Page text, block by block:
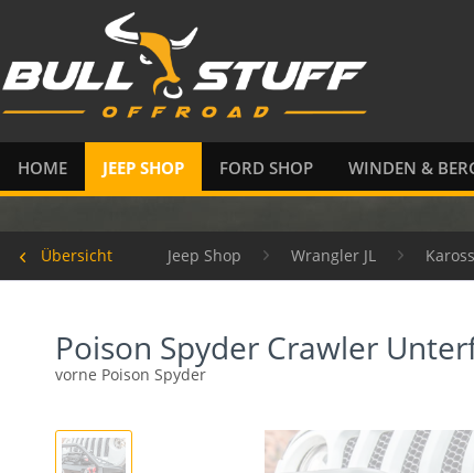
HOME JEEP SHOP FORD SHOP WINDEN &
Übersicht Jeep Shop Wrangler JL
Poison Spyder Crawler
vorne Poison Spyder